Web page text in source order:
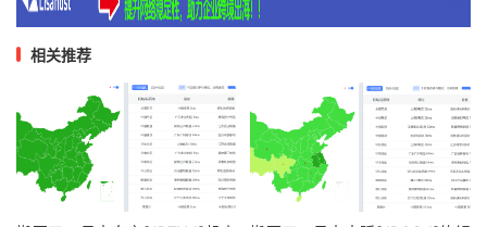
相关推荐